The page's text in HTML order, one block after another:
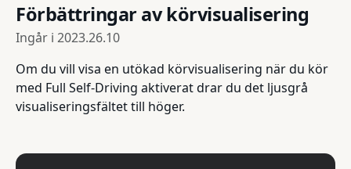
Förbättringar av körvisualisering
Ingår i 2023.26.10
Om du vill visa en utökad körvisualisering när du kör
med Full Self-Driving aktiverat drar du det ljusgrå
visualiseringsfältet till höger.